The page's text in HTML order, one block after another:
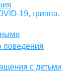
19, гриппа,
поведения
с детьми